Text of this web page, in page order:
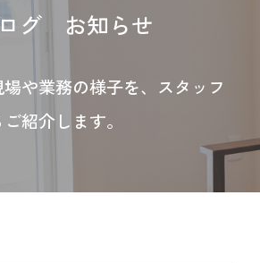
グ お知らせ
場や業務の様子を、スタッフ
紹介します。